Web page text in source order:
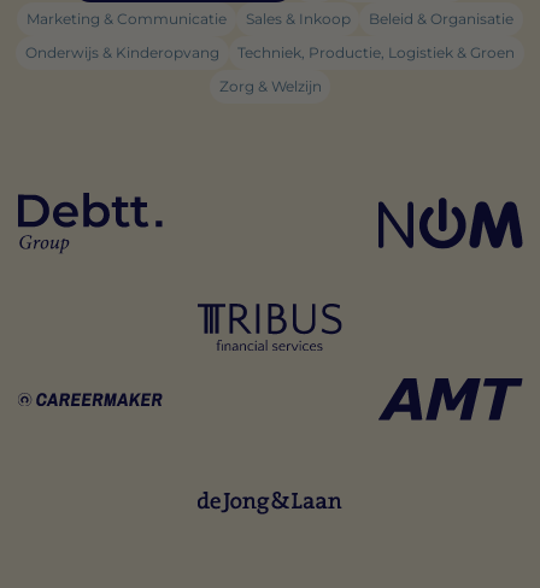
Marketing & Communicatie
Sales & Inkoop
Beleid & Organisatie
Onderwijs & Kinderopvang
Techniek, Productie, Logistiek & Groen
Zorg & Welzijn